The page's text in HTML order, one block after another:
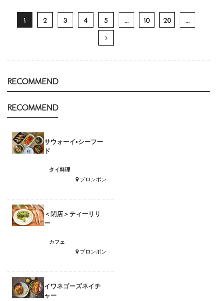
1 2 3 4 5 ... 10 20 ...
RECOMMEND
RECOMMEND
サウォーイ•シーフー
ド
タイ料理
プロンポン
＜閉店＞ティーリリ
ー
カフェ
プロンポン
イワネゴーズネイチ
ャー